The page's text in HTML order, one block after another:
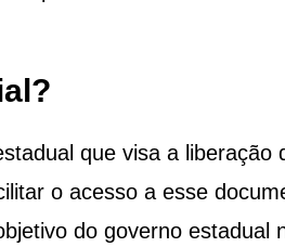
que visa a
o acesso a esse
do governo estadual